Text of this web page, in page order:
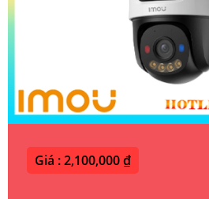
Giá : 2,100,000 ₫